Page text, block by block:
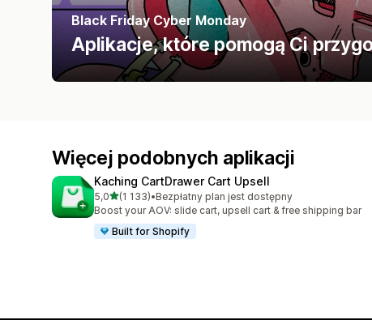
Black Friday Cyber Monday
Aplikacje, które pomogą Ci
Więcej podobnych aplikacji
Kaching CartDrawer Cart Upsell
5,0na 5 gwiazdek
(1 133)
Łączna liczba recenzji: 1133
•Bezpłatny plan jest dostępny
Boost your AOV: slide cart, upsell cart & free shipping bar
Built for Shopify